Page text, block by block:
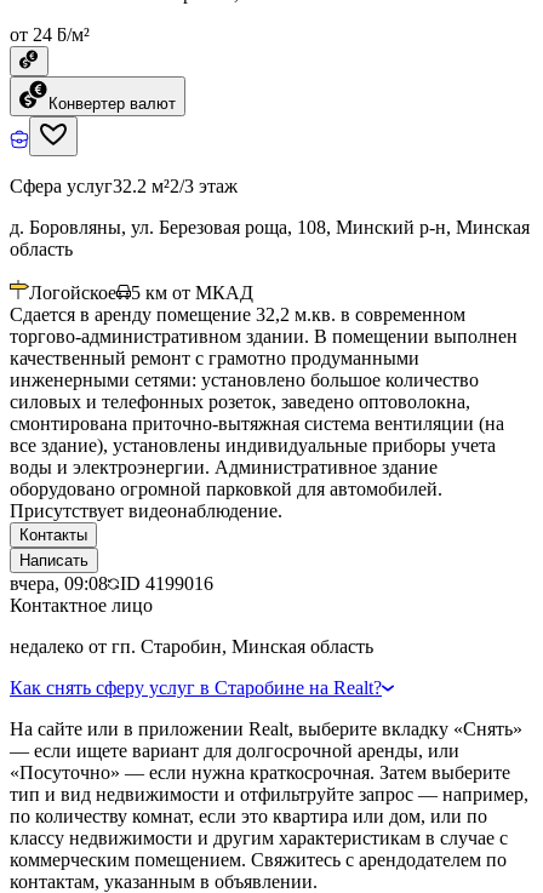
от 24 ƃ/м²
Конвертер валют
Сфера услуг32.2 м²2/3 этаж
д. Боровляны, ул. Березовая роща, 108, Минский р-н, Минская
область
Логойское 5 км от МКАД
Сдается в аренду помещение 32,2 м.кв. в современном
торгово-административном здании. В помещении выполнен
качественный ремонт с грамотно продуманными
инженерными сетями: установлено большое количество
силовых и телефонных розеток, заведено оптоволокна,
смонтирована приточно-вытяжная система вентиляции (на
все здание), установлены индивидуальные приборы учета
воды и электроэнергии. Административное здание
оборудовано огромной парковкой для автомобилей.
Присутствует видеонаблюдение.
Контакты
Написать
вчера, 09:08 ID 4199016
Контактное лицо
недалеко от гп. Старобин, Минская область
Как снять сферу услуг в Старобине на Realt?
На сайте или в приложении Realt, выберите вкладку «Снять»
— если ищете вариант для долгосрочной аренды, или
«Посуточно» — если нужна краткосрочная. Затем выберите
тип и вид недвижимости и отфильтруйте запрос — например,
по количеству комнат, если это квартира или дом, или по
классу недвижимости и другим характеристикам в случае с
коммерческим помещением. Свяжитесь с арендодателем по
контактам, указанным в объявлении.